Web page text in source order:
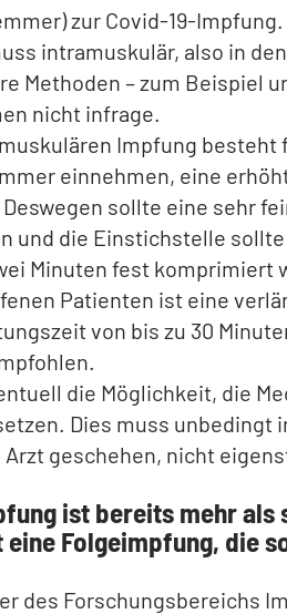
zur Covid-19-Impfung.
intramuskulär, also in
Methoden – zum Beispiel
nicht infrage.
Impfung besteht
einnehmen, eine
sollte eine sehr
und die Einstichstelle
Minuten fest komprimiert
Patienten ist eine
von bis zu 30
die Möglichkeit, die
Dies muss unbedingt
geschehen, nicht
ist bereits mehr als
Folgeimpfung, die
des Forschungsbereichs